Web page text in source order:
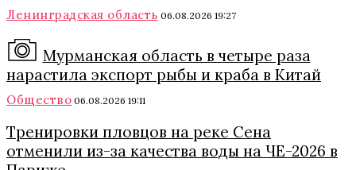
Ленинградская область 06.08.2026 19:27
Мурманская область в четыре раза
нарастила экспорт рыбы и краба в Китай
Общество 06.08.2026 19:11
Тренировки пловцов на реке Сена
отменили из-за качества воды на ЧЕ-2026 в